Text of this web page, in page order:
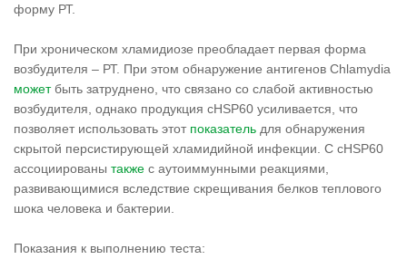
форму РТ.
При хроническом хламидиозе преобладает первая форма
возбудителя – РТ. При этом обнаружение антигенов Chlamydia
можетбыть затруднено, что связано со слабой активностью
возбудителя, однако продукция cHSP60 усиливается, что
позволяет использовать этот показатель для обнаружения
скрытой персистирующей хламидийной инфекции. С cHSP60
ассоциированы также с аутоиммунными реакциями,
развивающимися вследствие скрещивания белков теплового
шока человека и бактерии.
Показания к выполнению теста: